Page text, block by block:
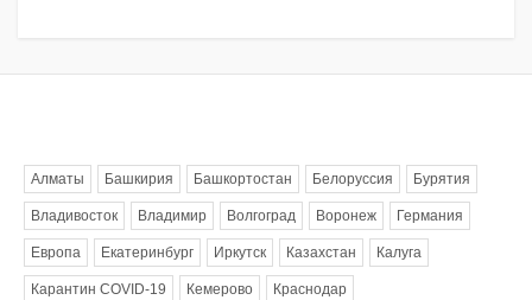
Алматы Башкирия Башкортостан Белоруссия Бурятия
Владивосток Владимир Волгоград Воронеж Германия
Европа Екатеринбург Иркутск Казахстан Калуга
Карантин COVID-19 Кемерово Краснодар